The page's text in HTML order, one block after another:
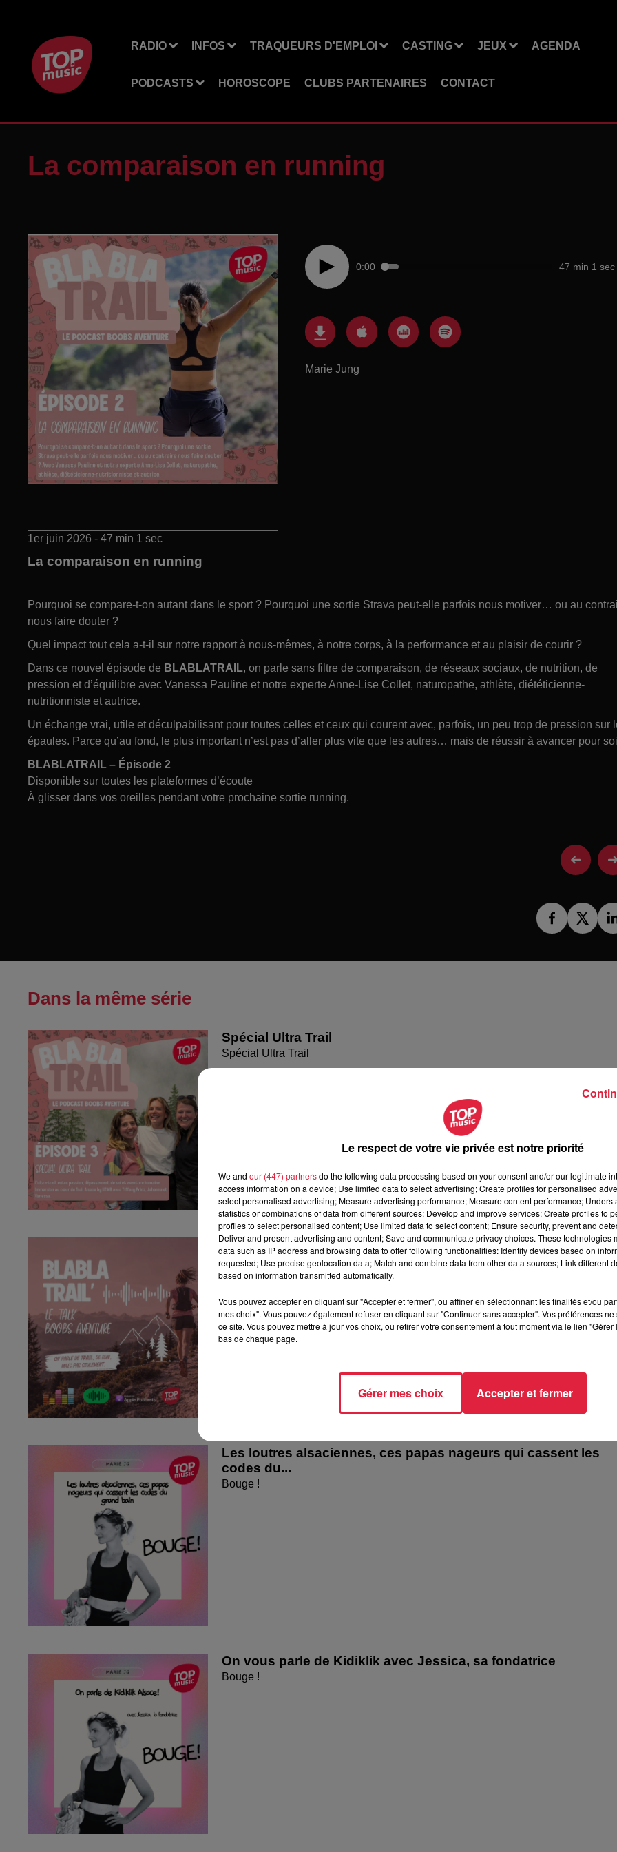
RADIO INFOS TRAQUEURS D'EMPLOI CASTING JEUX AGENDA
PODCASTS HOROSCOPE CLUBS PARTENAIRES CONTACT
La comparaison en running
0:00 47 min 1 sec
Marie Jung
1er juin 2026 - 47 min 1 sec
La comparaison en running
Pourquoi se compare-t-on autant dans le sport ? Pourquoi une sortie Strava peut-elle parfois nous motiver… ou au
nous faire douter ?
Quel impact tout cela a-t-il sur notre rapport à nous-mêmes, à notre corps, à la performance et au plaisir de courir ?
Dans ce nouvel épisode de BLABLATRAIL, on parle sans filtre de comparaison, de réseaux sociaux, de nutrition, de
pression et d’équilibre avec Vanessa Pauline et notre experte Anne-Lise Collet, naturopathe, athlète, diététicienne-
nutritionniste et autrice.
Un échange vrai, utile et déculpabilisant pour toutes celles et ceux qui courent avec, parfois, un peu trop de pression sur
épaules. Parce qu’au fond, le plus important n’est pas d’aller plus vite que les autres… mais de réussir à avancer pour
BLABLATRAIL – Épisode 2
Disponible sur toutes les plateformes d’écoute
À glisser dans vos oreilles pendant votre prochaine sortie running.
Dans la même série
Spécial Ultra Trail
Spécial Ultra Trail
Pourquoi tu cours ?
Pourquoi tu cours ?
Les loutres alsaciennes, ces papas nageurs qui cassent les
codes du...
Bouge !
On vous parle de Kidiklik avec Jessica, sa fondatrice
Bouge !
Le respect de votre vie privée est notre priorité
We and our (447) partnersdo the following data processing based on your consent and/or our legitimate
access information on a device; Use limited data to select advertising; Create profiles for personalised
select personalised advertising; Measure advertising performance; Measure content performance;
statistics or combinations of data from different sources; Develop and improve services; Create profiles to
profiles to select personalised content; Use limited data to select content; Ensure security, prevent and
Deliver and present advertising and content; Save and communicate privacy choices. These technologies
data such as IP address and browsing data to offer following functionalities: Identify devices based on
requested; Use precise geolocation data; Match and combine data from other data sources; Link different
based on information transmitted automatically.
Vous pouvez accepter en cliquant sur "Accepter et fermer", ou affiner en sélectionnant les finalités et/ou
mes choix". Vous pouvez également refuser en cliquant sur "Continuer sans accepter". Vos préférences
ce site. Vous pouvez mettre à jour vos choix, ou retirer votre consentement à tout moment via le lien
bas de chaque page.
Gérer mes choix Accepter et fermer